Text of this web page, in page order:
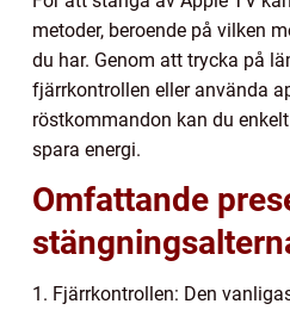
metoder, beroende på vilken
du har. Genom att trycka på
fjärrkontrollen eller använda
röstkommandon kan du
spara energi.
Omfattande
1. Fjärrkontrollen: Den